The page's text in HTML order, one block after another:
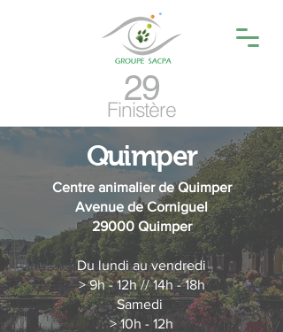
29
Finistère
Quimper
Centre animalier deQuimper
Avenue de Corniguel
29000 Quimper
Du lundi au vendredi
> 9h - 12h // 14h - 18h
Samedi
> 10h - 12h